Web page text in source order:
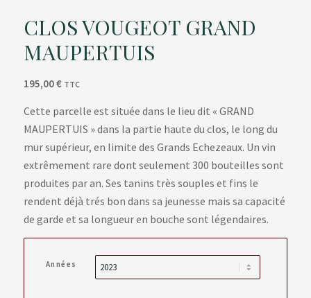
CLOS VOUGEOT GRAND
MAUPERTUIS
195,00€ TTC
Cette parcelle est située dans le lieu dit « GRAND
MAUPERTUIS » dans la partie haute du clos, le long du
mur supérieur, en limite des Grands Echezeaux. Un vin
extrêmement rare dont seulement 300 bouteilles sont
produites par an. Ses tanins très souples et fins le
rendent déjà trés bon dans sa jeunesse mais sa capacité
de garde et sa longueur en bouche sont légendaires.
Années